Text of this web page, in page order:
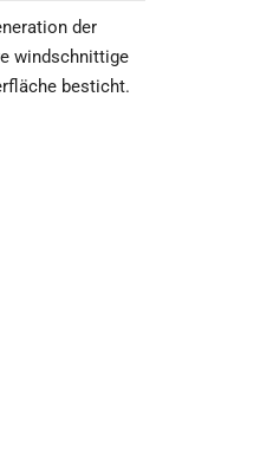
der
windschnittige
besticht.